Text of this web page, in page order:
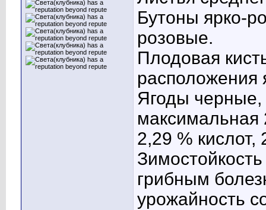
Бутоны ярко-
розовые.
Плодовая
расположения
Ягоды черные,
максимальная
2,29 %
грибным
урожайность